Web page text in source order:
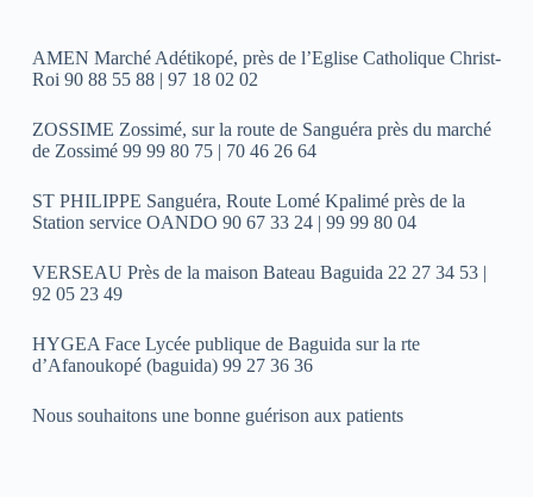
AMEN Marché Adétikopé, près de l’Eglise Catholique Christ-
Roi 90 88 55 88 | 97 18 02 02
ZOSSIME Zossimé, sur la route de Sanguéra près du marché
de Zossimé 99 99 80 75 | 70 46 26 64
ST PHILIPPE Sanguéra, Route Lomé Kpalimé près de la
Station service OANDO 90 67 33 24 | 99 99 80 04
VERSEAU Près de la maison Bateau Baguida 22 27 34 53 |
92 05 23 49
HYGEA Face Lycée publique de Baguida sur la rte
d’Afanoukopé (baguida) 99 27 36 36
Nous souhaitons une bonne guérison aux patients